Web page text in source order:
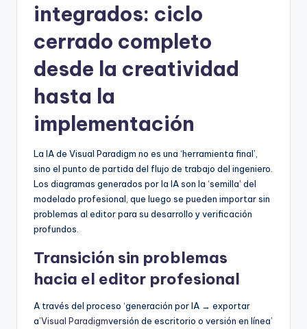
integrados: ciclo
cerrado completo
desde la creatividad
hasta la
implementación
La IA de Visual Paradigm no es una ‘herramienta final’,
sino el punto de partida del flujo de trabajo del ingeniero.
Los diagramas generados por la IA son la ‘semilla’ del
modelado profesional, que luego se pueden importar sin
problemas al editor para su desarrollo y verificación
profundos.
Transición sin problemas
hacia el editor profesional
A través del proceso ‘generación por IA → exportar
a’Visual Paradigmversión de escritorio o versión en línea’